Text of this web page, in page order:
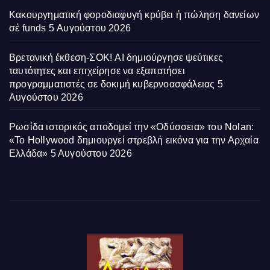
Κακουργηματική φοροδιαφυγή κρύβει ἡ πώληση δανείων
σέ funds 5 Αυγούστου 2026
Βρετανική έκθεση-ΣΟΚ! AI δημιούργησε ψεύτικες
ταυτότητες και επιχείρησε να εξαπατήσει
προγραμματιστές σε δοκιμή κυβερνοασφάλειας 5
Αυγούστου 2026
Ρωσίδα ιστορικός αποδομεί την «Οδύσσεια» του Nolan:
«Το Hollywood δημιουργεί στρεβλή εικόνα για την Αρχαία
Ελλάδα» 5 Αυγούστου 2026